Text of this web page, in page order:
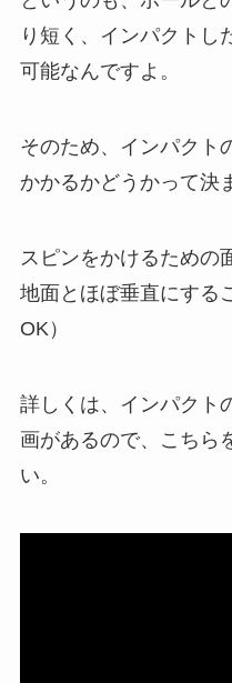
り短く、インパクトし
可能なんですよ。
そのため、インパクト
かかるかどうかって決
スピンをかけるための
地面とほぼ垂直にする
OK）
詳しくは、インパクト
画があるので、こちら
い。